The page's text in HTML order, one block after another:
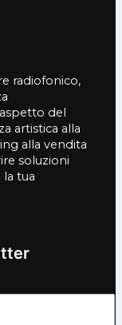
radiofonico,
del
artistica alla
alla vendita
soluzioni
tua